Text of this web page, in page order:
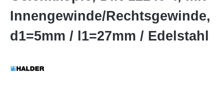
Innengewinde/Rechtsgewinde,
d1=5mm / l1=27mm / Edelstahl